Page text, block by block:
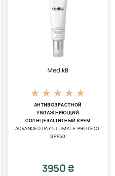
Medik8
АНТИВОЗРАСТНОЙ
УВЛАЖНЯЮЩИЙ
СОЛНЦЕЗАЩИТНЫЙ КРЕМ
ADVANCED DAY ULTIMATE PROTECT
SPF50
3950 ₴